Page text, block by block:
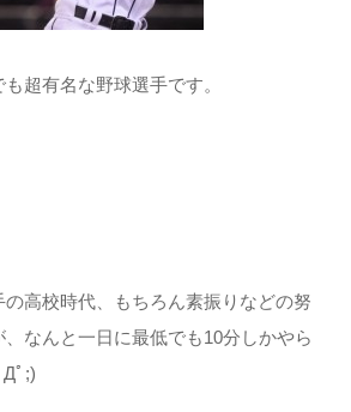
超有名な野球選手です。
高校時代、もちろん素振りなどの努
なんと一日に最低でも10分しかやら
Дﾟ;)